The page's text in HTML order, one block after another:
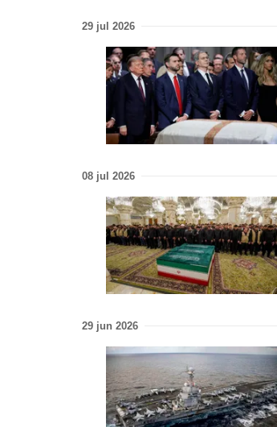
29 jul 2026
08 jul 2026
29 jun 2026